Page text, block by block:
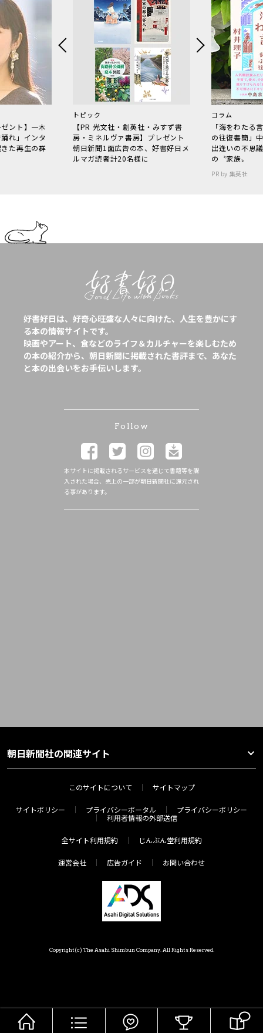
ント】一木
れ」インタ
た再生の群
トピック
【PR 光文社・創英社・みすず書
房・ミネルヴァ書房】プレゼント
朝日新聞1面広告の本、好書好日メ
ルマガ読者計20名様に
コラム
「海をわた
の往復書簡」
出逢いの不思
の〝家族〟
PR by 集英社
好書好日は、好奇心旺盛な人々に向けた、人生を豊かにす
る本の情報サイトです。
映画やアート、食などのライフ＆カルチャーを楽しむため
の本の紹介から、朝日新聞に掲載された書評まで、あなた
と本の出会いをお手伝いします。
Follow
本サイトに掲載されるサービスを通じて書籍等を購
入された場合、売上の一部が朝日新聞社に還元され
る事があります。
朝日新聞社の関連サイト
このサイトについて サイトマップ
サイトポリシー プライバシーポータル
プライバシーポリシー
利用者情報の外部送信
全サイト利用規約 じんぶん堂利用規約
運営会社 広告ガイド お問い合わせ
Copyright(c) The Asahi Shimbun Company. All Rights Reserved.